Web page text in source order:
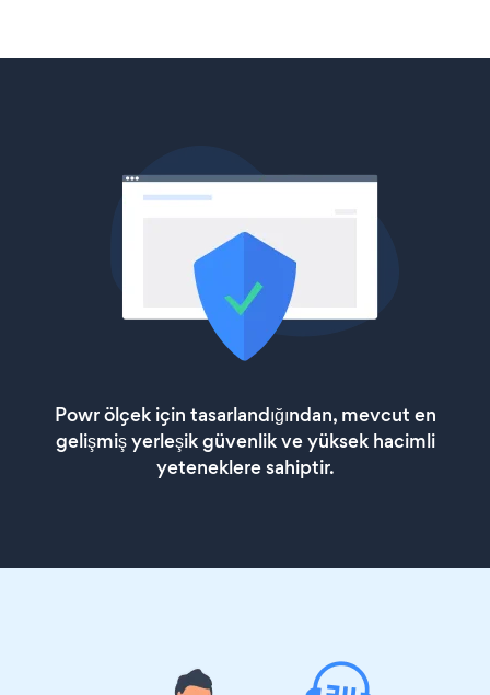
Powr ölçek için tasarlandığından, mevcut en
gelişmiş yerleşik güvenlik ve yüksek hacimli
yeteneklere sahiptir.